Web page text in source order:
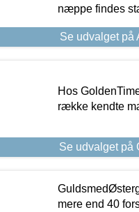
næppe findes
Se udvalget på
Hos
række kendte
Se udvalget på
mere end 40